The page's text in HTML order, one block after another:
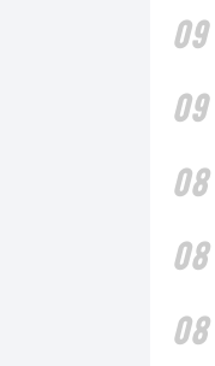
09
09
08
08
08